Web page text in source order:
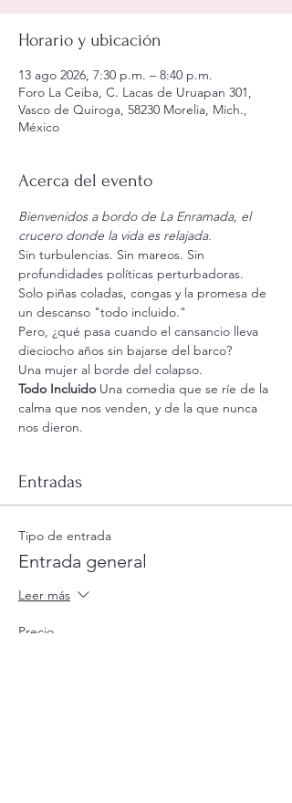
Horario y ubicación
13 ago 2026, 7:30 p.m. – 8:40 p.m.
Foro La Ceiba, C. Lacas de Uruapan 301,
Vasco de Quiroga, 58230 Morelia, Mich.,
México
Acerca del evento
Bienvenidos a bordo de La Enramada, el
crucero donde la vida es relajada.
Sin turbulencias. Sin mareos. Sin
profundidades políticas perturbadoras.
Solo piñas coladas, congas y la promesa de
un descanso "todo incluido."
Pero, ¿qué pasa cuando el cansancio lleva
dieciocho años sin bajarse del barco?
Una mujer al borde del colapso.
Todo Incluido Una comedia que se ríe de la
calma que nos venden, y de la que nunca
nos dieron.
Entradas
Tipo de entrada
Entrada general
Leer más
Precio